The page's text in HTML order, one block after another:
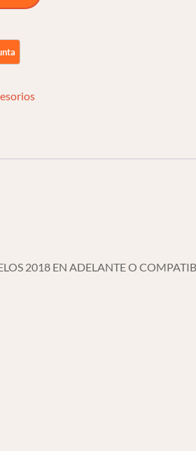
2018 EN ADELANTE O